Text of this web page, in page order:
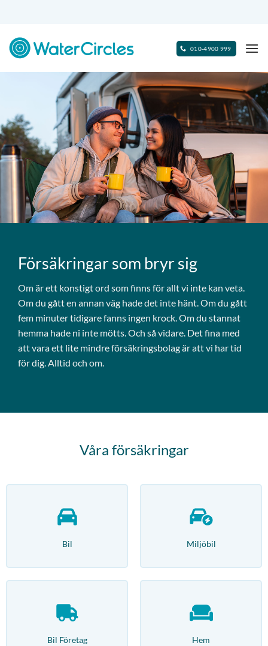
content
010-4900 999
Försäkringar som bryr sig
Om är ett konstigt ord som finns för allt vi inte kan veta.
Om du gått en annan väg hade det inte hänt. Om du gått
fem minuter tidigare fanns ingen krock. Om du stannat
hemma hade ni inte mötts. Och så vidare. Det fina med
att vara ett lite mindre försäkringsbolag är att vi har tid
för dig. Alltid och om.
Våra försäkringar
Bil Miljöbil
Bil Företag Hem